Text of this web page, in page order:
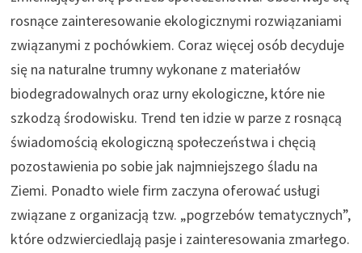
rosnące zainteresowanie ekologicznymi rozwiązaniami
związanymi z pochówkiem. Coraz więcej osób decyduje
się na naturalne trumny wykonane z materiałów
biodegradowalnych oraz urny ekologiczne, które nie
szkodzą środowisku. Trend ten idzie w parze z rosnącą
świadomością ekologiczną społeczeństwa i chęcią
pozostawienia po sobie jak najmniejszego śladu na
Ziemi. Ponadto wiele firm zaczyna oferować usługi
związane z organizacją tzw. „pogrzebów tematycznych”,
które odzwierciedlają pasje i zainteresowania zmarłego.